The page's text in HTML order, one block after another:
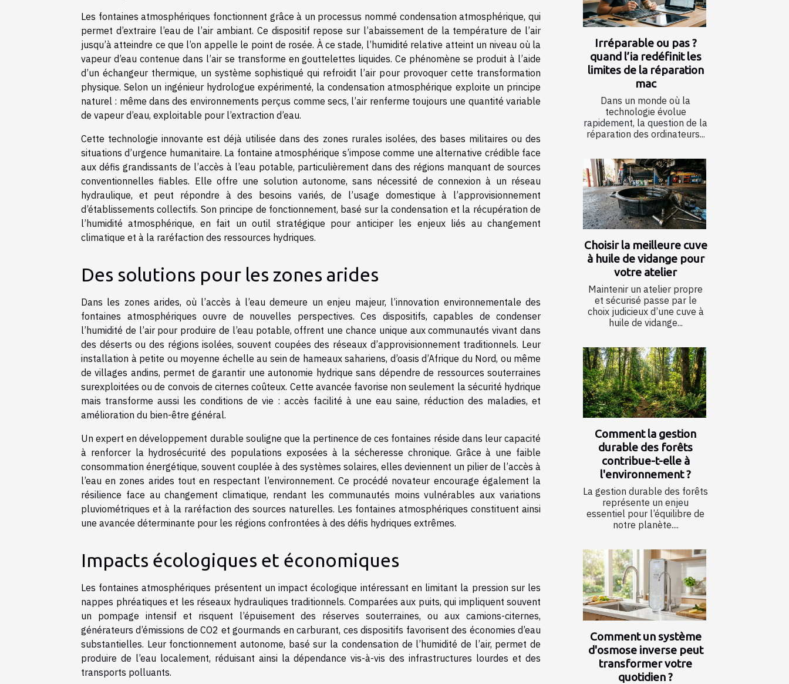
Les fontaines atmosphériques fonctionnent grâce à un processus nommé condensation atmosphérique, qui
permet d’extraire l’eau de l’air ambiant. Ce dispositif repose sur l’abaissement de la température de l’air
jusqu’à atteindre ce que l’on appelle le point de rosée. À ce stade, l’humidité relative atteint un niveau où la
vapeur d’eau contenue dans l’air se transforme en gouttelettes liquides. Ce phénomène se produit à l’aide
d’un échangeur thermique, un système sophistiqué qui refroidit l’air pour provoquer cette transformation
physique. Selon un ingénieur hydrologue expérimenté, la condensation atmosphérique exploite un principe
naturel : même dans des environnements perçus comme secs, l’air renferme toujours une quantité variable
de vapeur d’eau, exploitable pour l’extraction d’eau.
Cette technologie innovante est déjà utilisée dans des zones rurales isolées, des bases militaires ou des
situations d’urgence humanitaire. La fontaine atmosphérique s’impose comme une alternative crédible face
aux défis grandissants de l’accès à l’eau potable, particulièrement dans des régions manquant de sources
conventionnelles fiables. Elle offre une solution autonome, sans nécessité de connexion à un réseau
hydraulique, et peut répondre à des besoins variés, de l’usage domestique à l’approvisionnement
d’établissements collectifs. Son principe de fonctionnement, basé sur la condensation et la récupération de
l’humidité atmosphérique, en fait un outil stratégique pour anticiper les enjeux liés au changement
climatique et à la raréfaction des ressources hydriques.
Des solutions pour les zones arides
Dans les zones arides, où l’accès à l’eau demeure un enjeu majeur, l’innovation environnementale des
fontaines atmosphériques ouvre de nouvelles perspectives. Ces dispositifs, capables de condenser
l’humidité de l’air pour produire de l’eau potable, offrent une chance unique aux communautés vivant dans
des déserts ou des régions isolées, souvent coupées des réseaux d’approvisionnement traditionnels. Leur
installation à petite ou moyenne échelle au sein de hameaux sahariens, d’oasis d’Afrique du Nord, ou même
de villages andins, permet de garantir une autonomie hydrique sans dépendre de ressources souterraines
surexploitées ou de convois de citernes coûteux. Cette avancée favorise non seulement la sécurité hydrique
mais transforme aussi les conditions de vie : accès facilité à une eau saine, réduction des maladies, et
amélioration du bien-être général.
Un expert en développement durable souligne que la pertinence de ces fontaines réside dans leur capacité
à renforcer la hydrosécurité des populations exposées à la sécheresse chronique. Grâce à une faible
consommation énergétique, souvent couplée à des systèmes solaires, elles deviennent un pilier de l’accès à
l’eau en zones arides tout en respectant l’environnement. Ce procédé novateur encourage également la
résilience face au changement climatique, rendant les communautés moins vulnérables aux variations
pluviométriques et à la raréfaction des sources naturelles. Les fontaines atmosphériques constituent ainsi
une avancée déterminante pour les régions confrontées à des défis hydriques extrêmes.
Impacts écologiques et économiques
Les fontaines atmosphériques présentent un impact écologique intéressant en limitant la pression sur les
nappes phréatiques et les réseaux hydrauliques traditionnels. Comparées aux puits, qui impliquent souvent
un pompage intensif et risquent l’épuisement des réserves souterraines, ou aux camions-citernes,
générateurs d’émissions de CO2 et gourmands en carburant, ces dispositifs favorisent des économies d’eau
substantielles. Leur fonctionnement autonome, basé sur la condensation de l’humidité de l’air, permet de
produire de l’eau localement, réduisant ainsi la dépendance vis-à-vis des infrastructures lourdes et des
transports polluants.
Irréparable ou pas ?
quand l’ia redéfinit les
limites de la réparation
mac
Dans un monde où la
technologie évolue
rapidement, la question de la
réparation des ordinateurs...
Choisir la meilleure cuve
à huile de vidange pour
votre atelier
Maintenir un atelier propre
et sécurisé passe par le
choix judicieux d’une cuve à
huile de vidange...
Comment la gestion
durable des forêts
contribue-t-elle à
l'environnement ?
La gestion durable des forêts
représente un enjeu
essentiel pour l’équilibre de
notre planète....
Comment un système
d'osmose inverse peut
transformer votre
quotidien ?